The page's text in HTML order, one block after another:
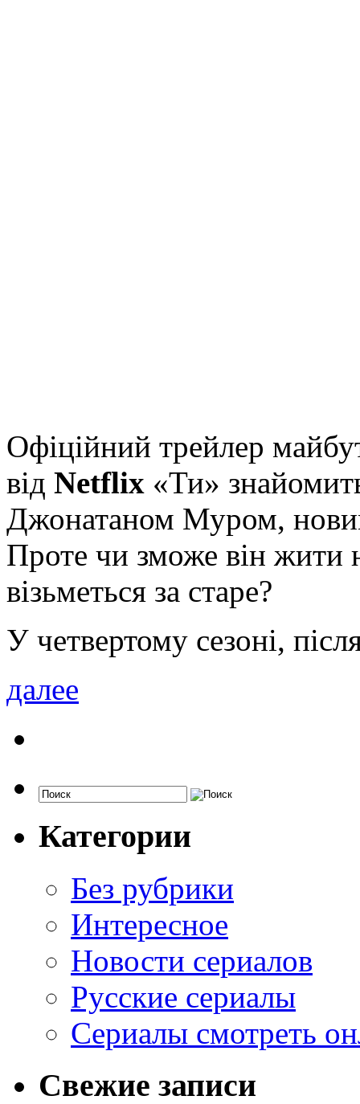
Офіційний трейлер
від Netflix «Ти»
Джонатаном Муром,
Проте чи зможе він
візьметься за старе?
У четвертому сезоні,
далее
Категории
Без рубрики
Интересное
Новости сериалов
Русские сериалы
Сериалы смотреть
Свежие записи